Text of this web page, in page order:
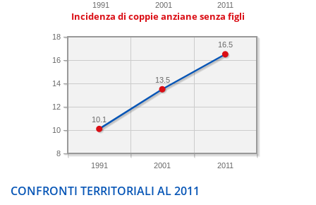
1991 2001 2011
Incidenza di coppie anziane senza figli
1991 2001 2011
8
10
12
14
16
18
16.5
13.5
10.1
CONFRONTI TERRITORIALI AL 2011